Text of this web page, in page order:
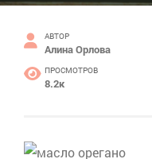
АВТОР
Алина Орлова
ПРОСМОТРОВ
8.2к